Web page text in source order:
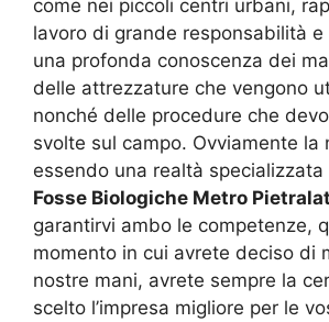
come nei piccoli centri urbani,
lavoro di grande responsabilità e
una profonda conoscenza dei
delle attrezzature che vengono
nonché delle procedure che
svolte sul campo. Ovviamente la
essendo una realtà specializzata
Fosse Biologiche Metro
garantirvi ambo le competenze,
momento in cui avrete deciso di
nostre mani, avrete sempre la
scelto l’impresa migliore per le